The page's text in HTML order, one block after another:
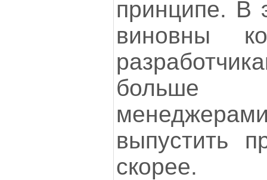
принципе. В
виновны
больше
выпустить
скорее.